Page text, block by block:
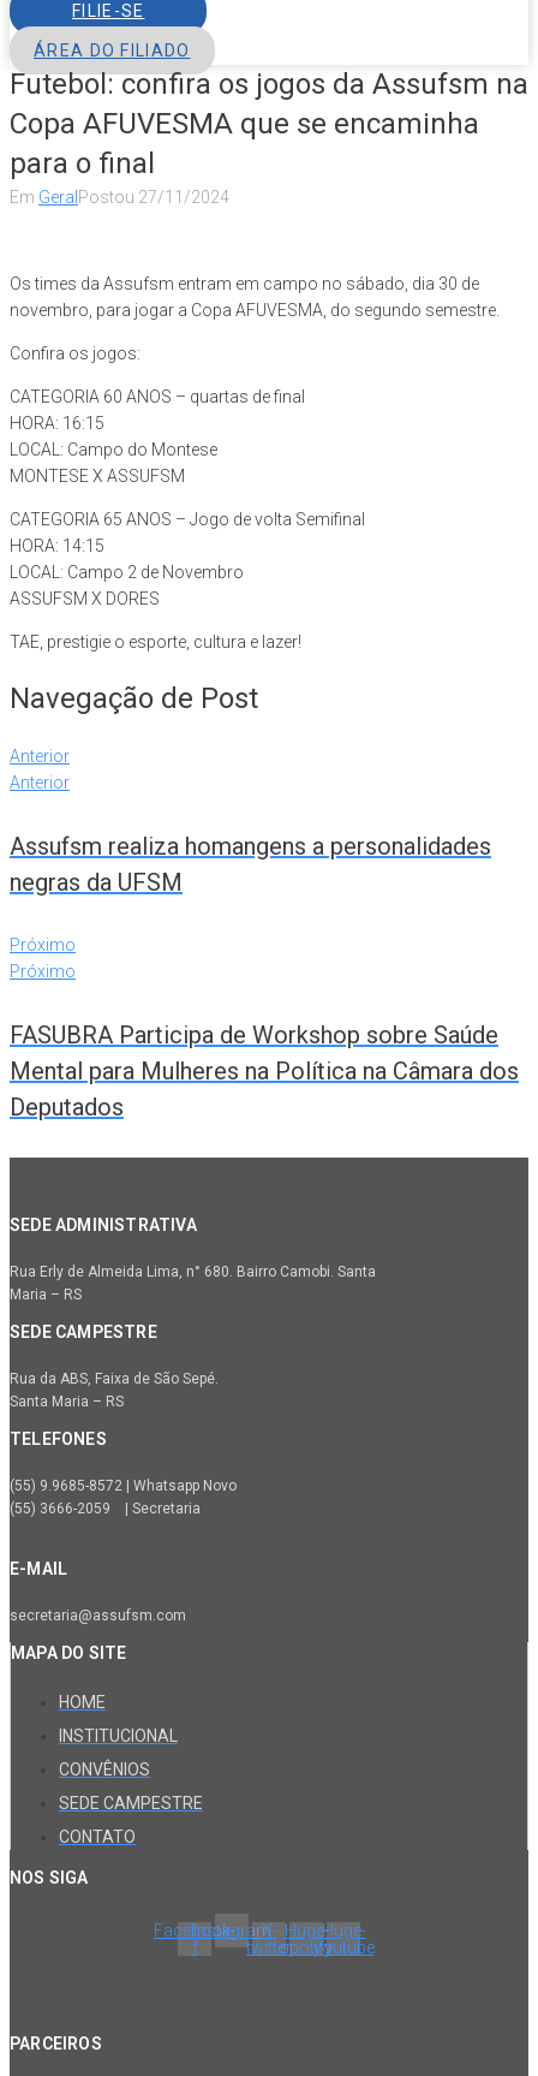
FILIE-SE
ÁREA DO FILIADO
Futebol: confira os jogos da Assufsm na
Copa AFUVESMA que se encaminha
para o final
Em Geral Postou 27/11/2024
Os times da Assufsm entram em campo no sábado, dia 30 de
novembro, para jogar a Copa AFUVESMA, do segundo semestre.
Confira os jogos:
CATEGORIA 60 ANOS – quartas de final
HORA: 16:15
LOCAL: Campo do Montese
MONTESE X ASSUFSM
CATEGORIA 65 ANOS – Jogo de volta Semifinal
HORA: 14:15
LOCAL: Campo 2 de Novembro
ASSUFSM X DORES
TAE, prestigie o esporte, cultura e lazer!
Navegação de Post
Anterior
Anterior
Assufsm realiza homangens a personalidades
negras da UFSM
Próximo
Próximo
FASUBRA Participa de Workshop sobre Saúde
Mental para Mulheres na Política na Câmara dos
Deputados
SEDE ADMINISTRATIVA
Rua Erly de Almeida Lima, n° 680. Bairro Camobi. Santa
Maria – RS
SEDE CAMPESTRE
Rua da ABS, Faixa de São Sepé.
Santa Maria – RS
TELEFONES
(55) 9.9685-8572 | Whatsapp Novo
(55) 3666-2059 | Secretaria
E-MAIL
secretaria@assufsm.com
MAPA DO SITE
HOME
INSTITUCIONAL
CONVÊNIOS
SEDE CAMPESTRE
CONTATO
NOS SIGA
Facebook-
f
InstagramX-
twitter
Huge-
spotify
Huge-
youtube
PARCEIROS